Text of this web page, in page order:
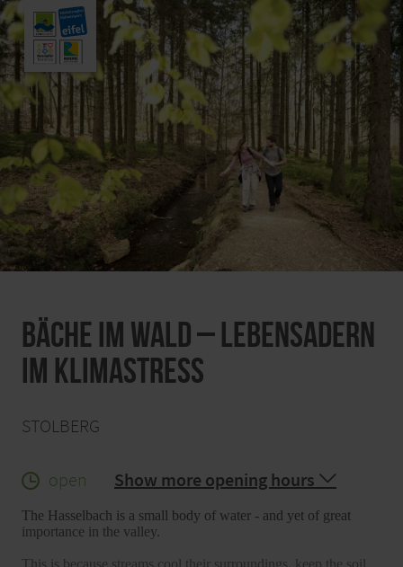
Bäche im Wald – Lebensadern
im Klimastress
STOLBERG
open Show more opening hours
The Hasselbach is a small body of water - and yet of great
importance in the valley.
This is because streams cool their surroundings, keep the soil